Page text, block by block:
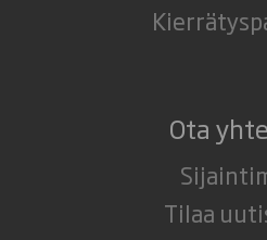
Ota
Tilaa